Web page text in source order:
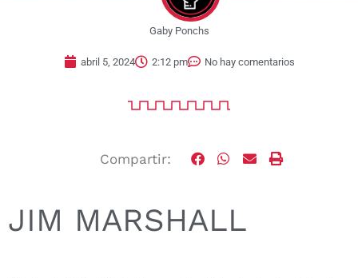
Gaby Ponchs
abril 5, 2024 2:12 pm No hay comentarios
Compartir:
JIM MARSHALL